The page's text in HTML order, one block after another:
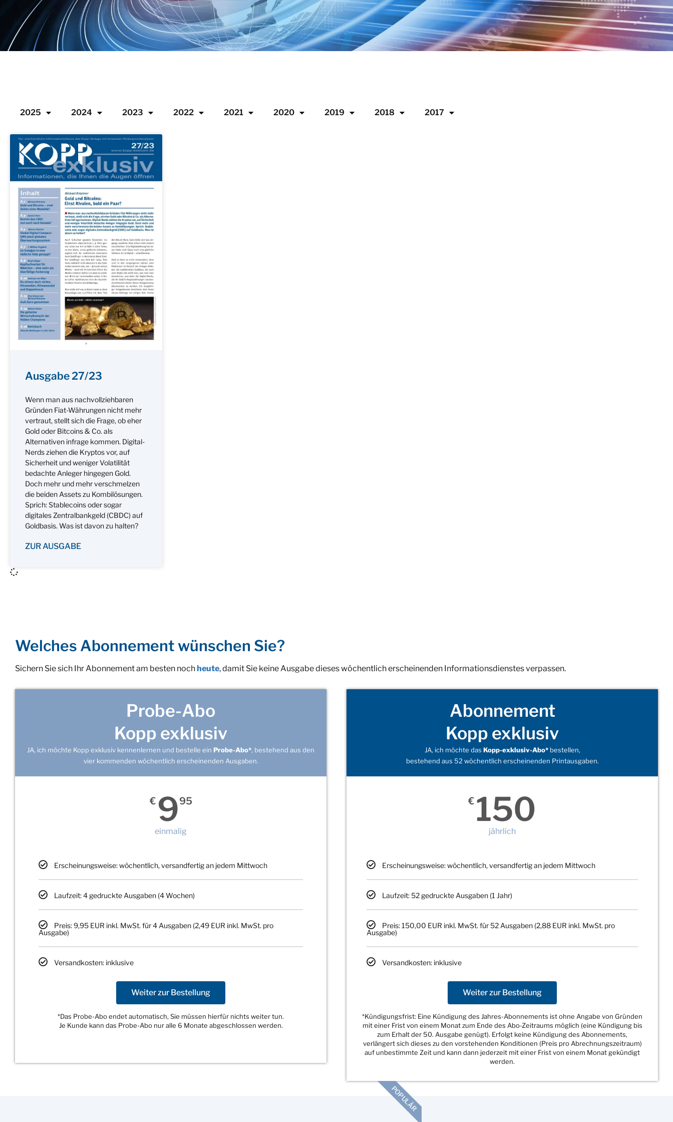
2025 2024 2023 2022 2021 2020 2019 2018 2017
Ausgabe 27/23
Wenn man aus nachvollziehbaren
Gründen Fiat-Währungen nicht mehr
vertraut, stellt sich die Frage, ob eher
Gold oder Bitcoins & Co. als
Alternativen infrage kommen. Digital-
Nerds ziehen die Kryptos vor, auf
Sicherheit und weniger Volatilität
bedachte Anleger hingegen Gold.
Doch mehr und mehr verschmelzen
die beiden Assets zu Kombilösungen.
Sprich: Stablecoins oder sogar
digitales Zentralbankgeld (CBDC) auf
Goldbasis. Was ist davon zu halten?
ZUR AUSGABE
Welches Abonnement wünschen Sie?
Sichern Sie sich Ihr Abonnement am besten nochheute, damit Sie keine Ausgabe dieses wöchentlich erscheinenden Informationsdienstes verpassen.
Probe-Abo
Kopp exklusiv
JA, ich möchte Kopp exklusiv kennenlernen und bestelle ein Probe-Abo*, bestehend aus den
vier kommenden wöchentlich erscheinenden Ausgaben.
€ 995
einmalig
Erscheinungsweise: wöchentlich, versandfertig an jedem Mittwoch
Laufzeit: 4 gedruckte Ausgaben (4 Wochen)
Preis: 9,95 EUR inkl. MwSt. für 4 Ausgaben (2,49 EUR inkl. MwSt. pro
Ausgabe)
Versandkosten: inklusive
Weiter zur Bestellung
*Das Probe-Abo endet automatisch, Sie müssen hierfür nichts weiter tun.
Je Kunde kann das Probe-Abo nur alle 6 Monate abgeschlossen werden.
Abonnement
Kopp exklusiv
JA, ich möchte das Kopp-exklusiv-Abo*bestellen,
bestehend aus 52 wöchentlich erscheinenden Printausgaben.
€ 150
jährlich
Erscheinungsweise: wöchentlich, versandfertig an jedem Mittwoch
Laufzeit: 52 gedruckte Ausgaben (1 Jahr)
Preis: 150,00 EUR inkl. MwSt. für 52 Ausgaben (2,88 EUR inkl. MwSt. pro
Ausgabe)
Versandkosten: inklusive
Weiter zur Bestellung
*Kündigungsfrist: Eine Kündigung des Jahres-Abonnements ist ohne Angabe von Gründen
mit einer Frist von einem Monat zum Ende des Abo-Zeitraums möglich (eine Kündigung bis
zum Erhalt der 50. Ausgabe genügt). Erfolgt keine Kündigung des Abonnements,
verlängert sich dieses zu den vorstehenden Konditionen (Preis pro Abrechnungszeitraum)
auf unbestimmte Zeit und kann dann jederzeit mit einer Frist von einem Monat gekündigt
werden.
POPULÄR